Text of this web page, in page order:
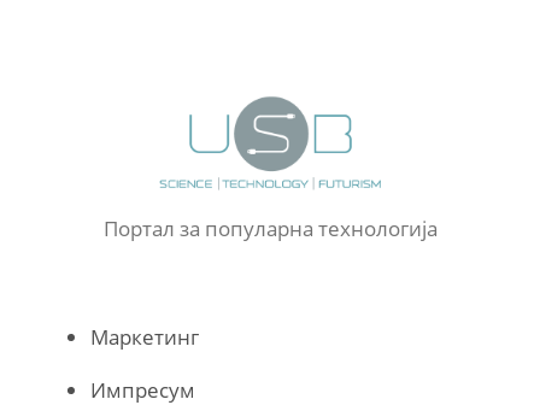
Портал за популарна технологија
Маркетинг
Импресум